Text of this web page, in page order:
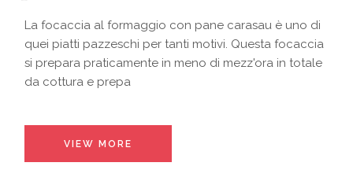
La focaccia al formaggio con pane carasau è uno di
quei piatti pazzeschi per tanti motivi. Questa focaccia
si prepara praticamente in meno di mezz'ora in totale
da cottura e prepa
VIEW MORE